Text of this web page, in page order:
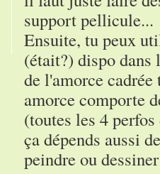
support pellicule...
Ensuite, tu peux
(était?) dispo
de l'amorce
amorce comporte
(toutes les 4
ça dépends aussi
peindre ou